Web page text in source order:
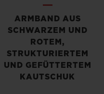
ARMBAND AUS
SCHWARZEM UND
ROTEM,
STRUKTURIERTEM
UND GEFÜTTERTEM
KAUTSCHUK